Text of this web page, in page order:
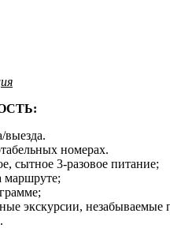
номерах.
сытное 3-разовое питание;
экскурсии, незабываемые